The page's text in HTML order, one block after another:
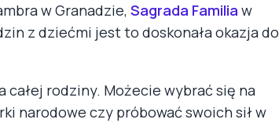
w Granadzie, Sagrada Familia w
z dziećmi jest to doskonała okazja do
rodziny. Możecie wybrać się na
narodowe czy próbować swoich sił w